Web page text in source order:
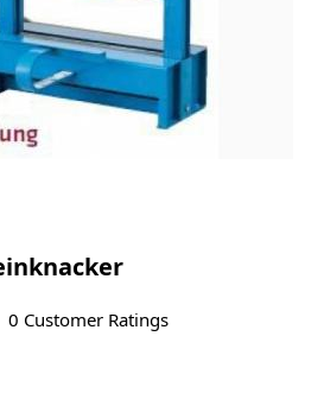
0 Customer Ratings